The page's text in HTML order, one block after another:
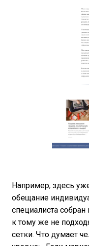
Например, здесь
обещание
специалиста
к тому же не
сетки. Что думает